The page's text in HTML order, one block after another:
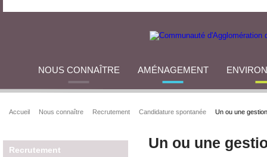
NOUS CONNAÎTRE AMÉNAGEMENT
Accueil Nous connaître Recrutement Candidature spontanée Un ou une
Recrutement Un ou une